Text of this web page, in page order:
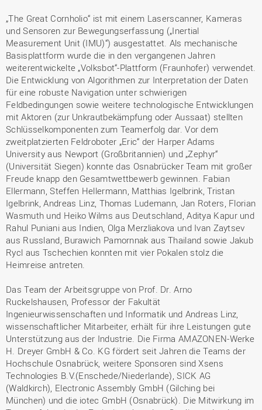
„The Great Cornholio“ ist mit einem Laserscanner, Kameras
und Sensoren zur Bewegungserfassung („Inertial
Measurement Unit (IMU)“) ausgestattet. Als mechanische
Basisplattform wurde die in den vergangenen Jahren
weiterentwickelte „Volksbot“-Plattform (Fraunhofer) verwendet.
Die Entwicklung von Algorithmen zur Interpretation der Daten
für eine robuste Navigation unter schwierigen
Feldbedingungen sowie weitere technologische Entwicklungen
mit Aktoren (zur Unkrautbekämpfung oder Aussaat) stellten
Schlüsselkomponenten zum Teamerfolg dar. Vor dem
zweitplatzierten Feldroboter „Eric“ der Harper Adams
University aus Newport (Großbritannien) und „Zephyr“
(Universität Siegen) konnte das Osnabrücker Team mit großer
Freude knapp den Gesamtwettbewerb gewinnen. Fabian
Ellermann, Steffen Hellermann, Matthias Igelbrink, Tristan
Igelbrink, Andreas Linz, Thomas Ludemann, Jan Roters, Florian
Wasmuth und Heiko Wilms aus Deutschland, Aditya Kapur und
Rahul Puniani aus Indien, Olga Merzliakova und Ivan Zaytsev
aus Russland, Burawich Pamornnak aus Thailand sowie Jakub
Rycl aus Tschechien konnten mit vier Pokalen stolz die
Heimreise antreten.
Das Team der Arbeitsgruppe von Prof. Dr. Arno
Ruckelshausen, Professor der Fakultät
Ingenieurwissenschaften und Informatik und Andreas Linz,
wissenschaftlicher Mitarbeiter, erhält für ihre Leistungen gute
Unterstützung aus der Industrie. Die Firma AMAZONEN-Werke
H. Dreyer GmbH & Co. KG fördert seit Jahren die Teams der
Hochschule Osnabrück, weitere Sponsoren sind Xsens
Technologies B.V.(Enschede/Niederlande), SICK AG
(Waldkirch), Electronic Assembly GmbH (Gilching bei
München) und die iotec GmbH (Osnabrück). Die Mitwirkung im